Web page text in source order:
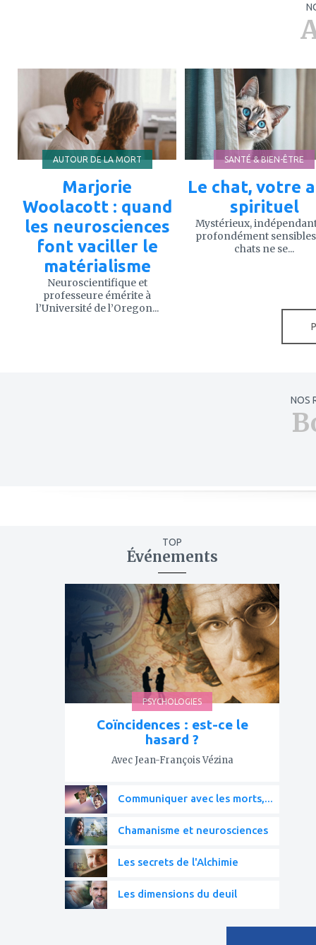
favoris
AUTOUR DE LA MORT
Marjorie
Woolacott : quand
les neurosciences
font vaciller le
matérialisme
Neuroscientifique et
professeure émérite à
l’Université de l’Oregon...
à
mes
favoris
SANTÉ & BIEN-ÊTRE
Le chat, votre
spirituel
Mystérieux,
profondément
chats ne se...
NOS
TOP
Événements
favoris
PSYCHOLOGIES
Coïncidences : est-ce le
hasard ?
Avec Jean-François Vézina
Communiquer avec les morts,...
Chamanisme et neurosciences
Les secrets de l'Alchimie
Les dimensions du deuil